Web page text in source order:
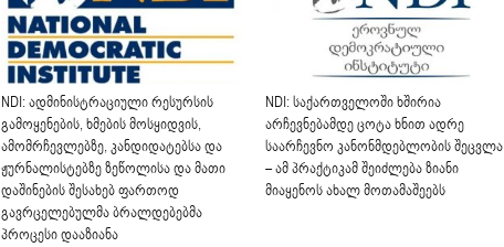
NDI: ადმინისტრაციული რესურსის
გამოყენების, ხმების მოსყიდვის,
ამომრჩევლებზე, კანდიდატებსა და
ჟურნალისტებზე ზეწოლისა და მათი
დაშინების შესახებ ფართოდ
გავრცელებულმა ბრალდებებმა
პროცესი დააზიანა
NDI: საქართველოში ხშირია
არჩევნებამდე ცოტა ხნით ადრე
საარჩევნო კანონმდებლობის შეცვლა
– ამ პრაქტიკამ შეიძლება ზიანი
მიაყენოს ახალ მოთამაშეებს